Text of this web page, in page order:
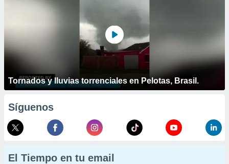
Tornados y lluvias torrenciales en Pelotas, Brasil.
Síguenos
El Tiempo en tu email